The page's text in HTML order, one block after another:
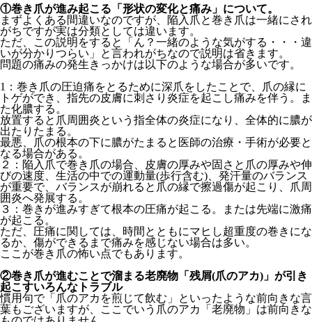
①巻き爪が進み起こる「形状の変化と痛み」について。
まずよくある間違いなのですが、陥入爪と巻き爪は一緒にされ
がちですが実は分類としては違います。
ただ、この説明をすると「ん？一緒のような気がする・・・違
いが分かりつらい」と言われがちなので説明は省きます。
問題の痛みの発生きっかけは以下のような場合が多いです。
1：巻き爪の圧迫痛をとるために深爪をしたことで、爪の縁に
トゲができ、指先の皮膚に刺さり炎症を起こし痛みを伴う。ま
た化膿する。
放置すると爪周囲炎という指全体の炎症になり、全体的に膿が
出たりたまる。
最悪、爪の根本の下に膿がたまると医師の治療・手術が必要と
なる場合がある。
２：陥入爪で巻き爪の場合、皮膚の厚みや固さと爪の厚みや伸
びの速度、生活の中での運動量(歩行含む)、発汗量のバランス
が重要で、バランスが崩れると爪の縁で擦過傷が起こり、爪周
囲炎へ発展する。
３：巻きが進みすぎて根本の圧痛が起こる。または先端に激痛
が起こる。
ただ、圧痛に関しては、時間とともにマヒし超重度の巻きにな
るか、傷ができるまで痛みを感じない場合は多い。
ここが巻き爪の怖い点でもあります。
②巻き爪が進むことで溜まる老廃物「残屑(爪のアカ)」が引き
起こすいろんなトラブル
慣用句で「爪のアカを煎じて飲む」といったような前向きな言
葉もございますが、ここでいう爪のアカ「老廃物」は前向きな